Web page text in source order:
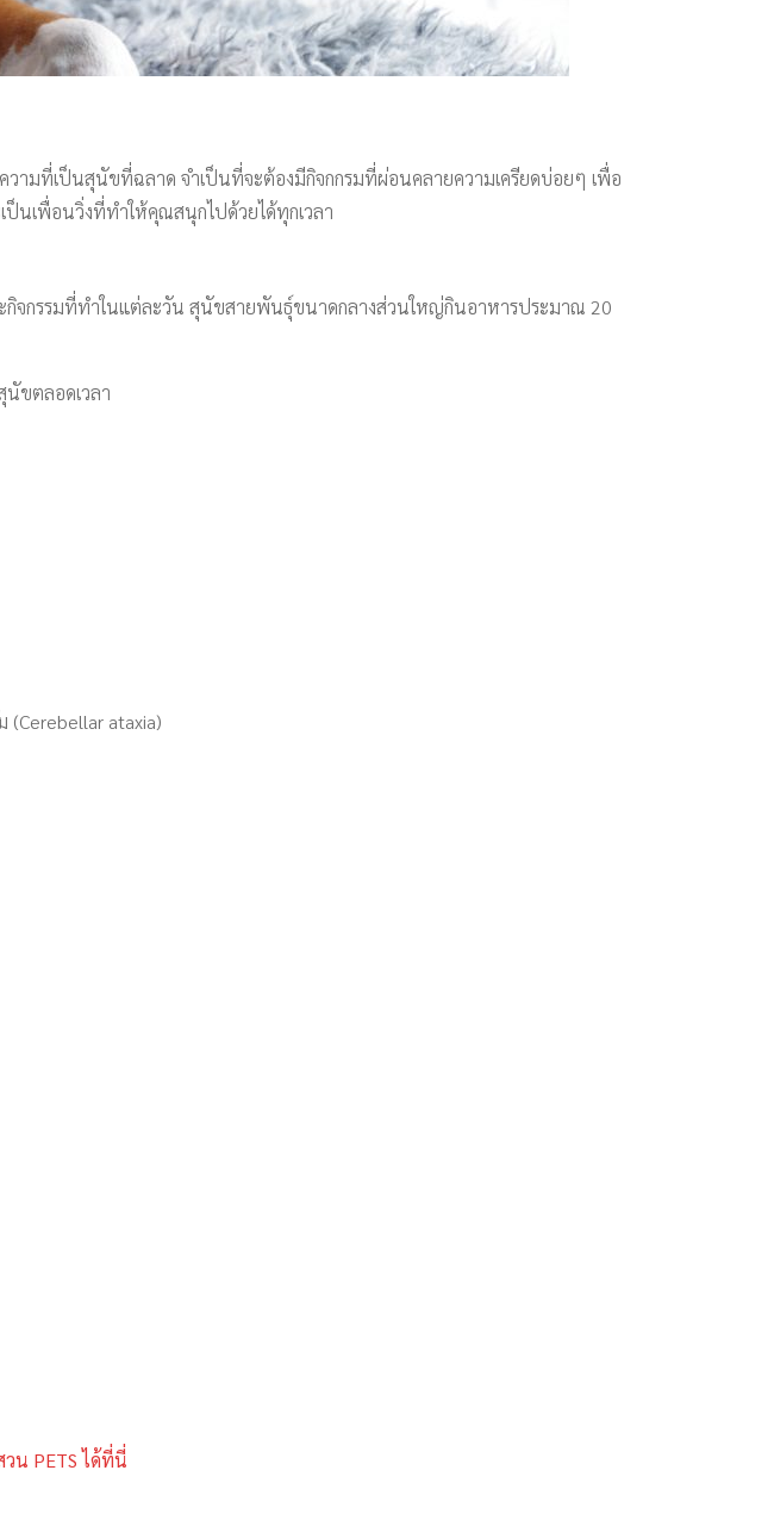
วามที่เป็นสุนัขที่ฉลาด จำเป็นที่จะต้องมีกิจกกรมที่ผ่อนคลายความเครียดบ่อยๆ เพื่อ
ป็นเพื่อนวิ่งที่ทำให้คุณสนุกไปด้วยได้ทุกเวลา
กิจกรรมที่ทำในแต่ละวัน สุนัขสายพันธุ์ขนาดกลางส่วนใหญ่กินอาหารประมาณ 20
นัขตลอดเวลา
ataxia)
น PETS ได้ที่นี่